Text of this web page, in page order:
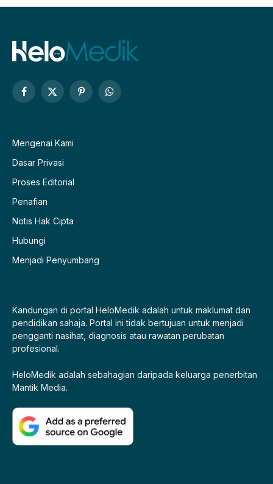
Facebook
X
PinterestWhatsApp
Mengenai Kami
Dasar Privasi
Proses Editorial
Penafian
Notis Hak Cipta
Hubungi
Menjadi Penyumbang
Kandungan di portal HeloMedik adalah untuk maklumat dan
pendidikan sahaja. Portal ini tidak bertujuan untuk menjadi
pengganti nasihat, diagnosis atau rawatan perubatan
profesional.
HeloMedik adalah sebahagian daripada keluarga penerbitan
Mantik Media.